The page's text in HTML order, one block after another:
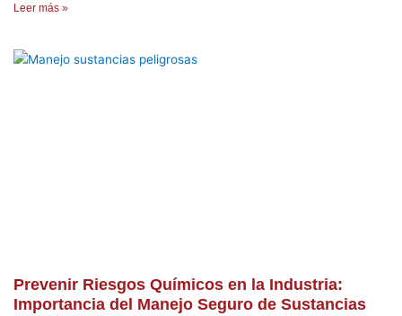
Leer más »
Prevenir Riesgos Químicos en la Industria:
Importancia del Manejo Seguro de Sustancias